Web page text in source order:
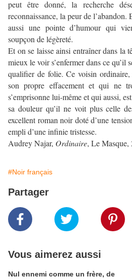
peut être donné, la recherche
reconnaissance, la peur de l’abandon.
aussi une pointe d’humour qui
soupçon de légèreté.
Et on se laisse ainsi entraîner dans la
mieux le voir s’enfermer dans ce qu’il
qualifier de folie. Ce voisin
son propre effacement et qui ne
s’emprisonne lui-même et qui aussi,
sa douleur qu’il ne voit plus celle
excellent roman noir doté d’une
empli d’une infinie tristesse.
Audrey Najar, Ordinaire, Le Masque,
#Noir français
Partager
Vous aimerez aussi
Nul ennemi comme un frère, de